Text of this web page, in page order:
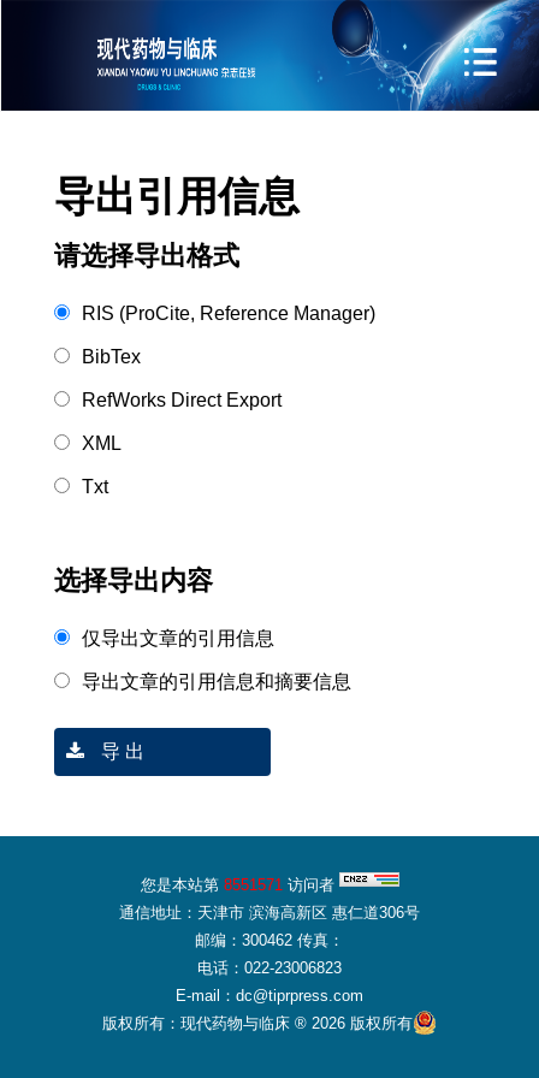
导出引用信息
请选择导出格式
RIS (ProCite, Reference Manager)
BibTex
RefWorks Direct Export
XML
Txt
选择导出内容
仅导出文章的引用信息
导出文章的引用信息和摘要信息
导 出
您是本站第 8551571访问者
通信地址：天津市 滨海高新区 惠仁道306号
邮编：300462 传真：
电话：022-23006823
E-mail：dc@tiprpress.com
版权所有：现代药物与临床 ® 2026 版权所有